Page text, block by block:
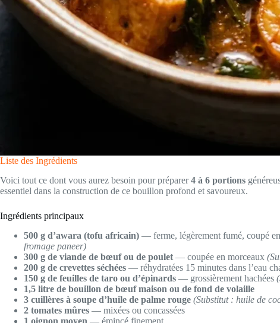
Liste des Ingrédients
Voici tout ce dont vous aurez besoin pour préparer4 à 6 portions
essentiel dans la construction de ce bouillon profond et savoureux.
Ingrédients principaux
500 g d’awara (tofu africain) — ferme, légèrement fumé, coupé
fromage paneer)
300 g de viande de bœuf ou de poulet — coupée en morceaux
200 g de crevettes séchées — réhydratées 15 minutes dans l’eau
150 g de feuilles de taro ou d’épinards — grossièrement hachées
1,5 litre de bouillon de bœuf maison ou de fond de volaille
3 cuillères à soupe d’huile de palme rouge (Substitut : huile de
2 tomates mûres — mixées ou concassées
1 oignon moyen — émincé finement